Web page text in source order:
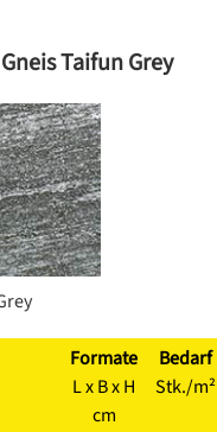
Taifun Grey
Formate
L x B x H
cm
Bedarf
Stk./m²